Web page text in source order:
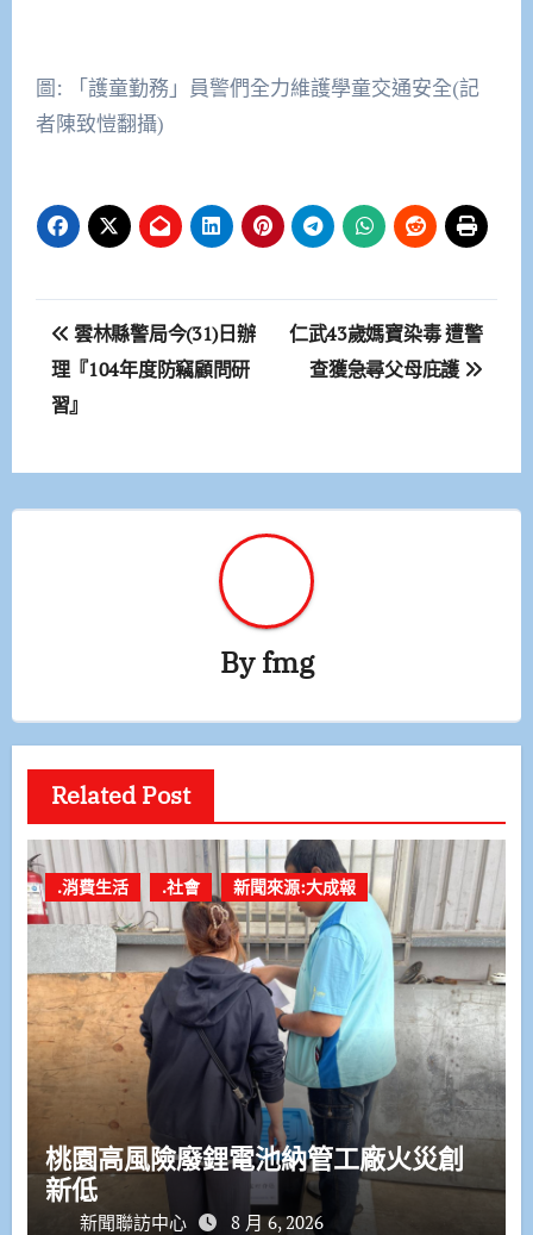
圖: 「護童勤務」員警們全力維護學童交通安全(記
者陳致愷翻攝)
文
章
導
覽
雲林縣警局今(31)日辦
理『104年度防竊顧問研
習』
仁武43歲媽寶染毒 遭警
查獲急尋父母庇護
Byfmg
Related Post
.消費生活 .社會 新聞來源:大成報
桃園高風險廢鋰電池納管工廠火災創
新低
新聞聯訪中心 8 月 6, 2026